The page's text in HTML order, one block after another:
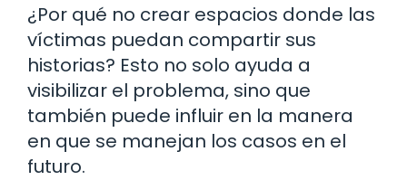
¿Por qué no crear espacios donde las
víctimas puedan compartir sus
historias? Esto no solo ayuda a
visibilizar el problema, sino que
también puede influir en la manera
en que se manejan los casos en el
futuro.